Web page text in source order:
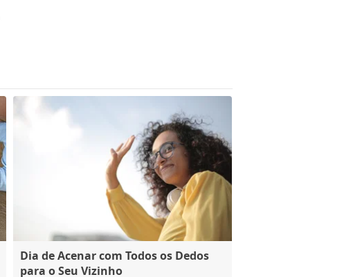
Dia de Acenar com Todos os Dedos
para o Seu Vizinho